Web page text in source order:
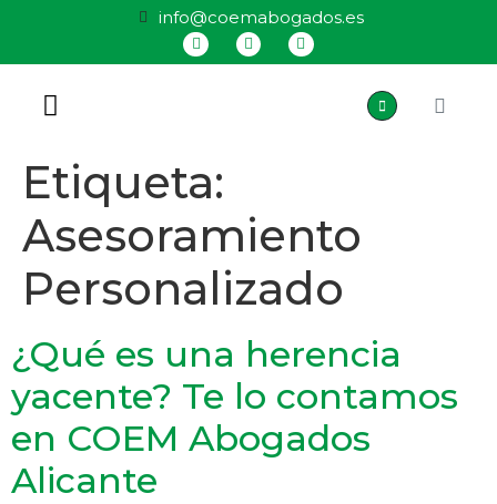
info@coemabogados.es
Etiqueta:
Asesoramiento
Personalizado
¿Qué es una herencia
yacente? Te lo contamos
en COEM Abogados
Alicante